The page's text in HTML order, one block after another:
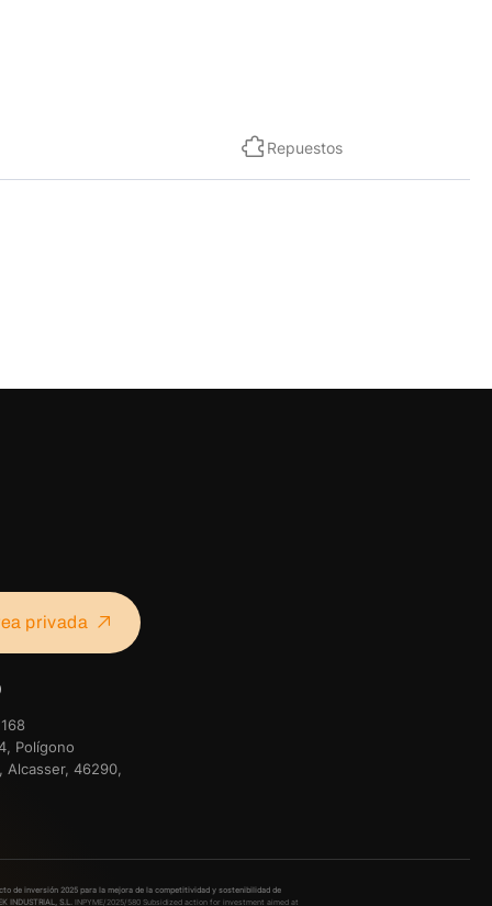
Repuestos
privada
Polígono
Alcasser, 46290,
de inversión 2025 para la mejora de la competitividad y sostenibilidad de
INDUSTRIAL, S.L.
INPYME/2025/580 Subsidized action for investment aimed at